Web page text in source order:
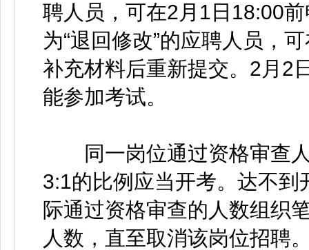
聘人员，可在2月1日18:00
为“退回修改”的应聘人员，
补充材料后重新提交。2月2
能参加考试。
同一岗位通过资格审查人
3:1的比例应当开考。达不
际通过资格审查的人数组织
人数，直至取消该岗位招聘